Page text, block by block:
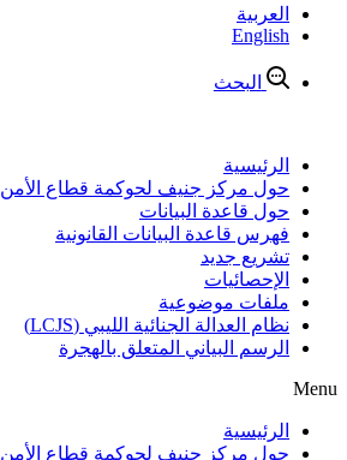
العربية
English
البحث
الرئيسية
حول مركز جنيف لحوكمة قطاع الأمن
حول قاعدة البيانات
فهرس قاعدة البيانات القانونية
تشريع جديد
الإحصائيات
ملفات موضوعية
نظام العدالة الجنائية الليبي (LCJS)
الرسم البياني المتعلق بالهجرة
Menu
الرئيسية
حول مركز جنيف لحوكمة قطاع الأمن